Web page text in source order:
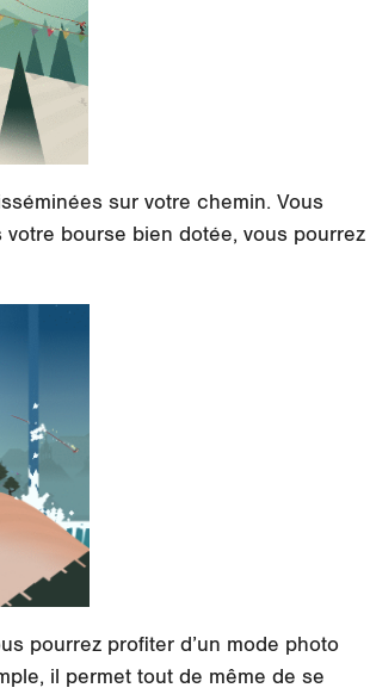
sur votre chemin. Vous
bourse bien dotée, vous pourrez
pourrez profiter d’un mode photo
il permet tout de même de se